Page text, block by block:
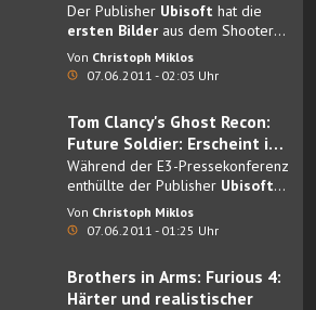
Der Publisher Ubisoft hat die
ersten Bilder aus dem Shooter
Far Cry 3
veröffentlicht.
Von Christoph Miklos
07.06.2011 - 02:03 Uhr
Tom Clancy's Ghost Recon:
Future Soldier: Erscheint im
März
Während der E3-Pressekonferenz
enthüllte der Publisher Ubisoft
den Verkaufsstart von
Clancy's Ghost Recon: Future
Von Christoph Miklos
07.06.2011 - 01:25 Uhr
Brothers in Arms: Furious 4:
Härter und realistischer